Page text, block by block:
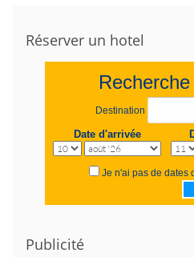
Réserver un hotel
Destination
Date d'arrivée
Je n'ai pas de dates
Publicité